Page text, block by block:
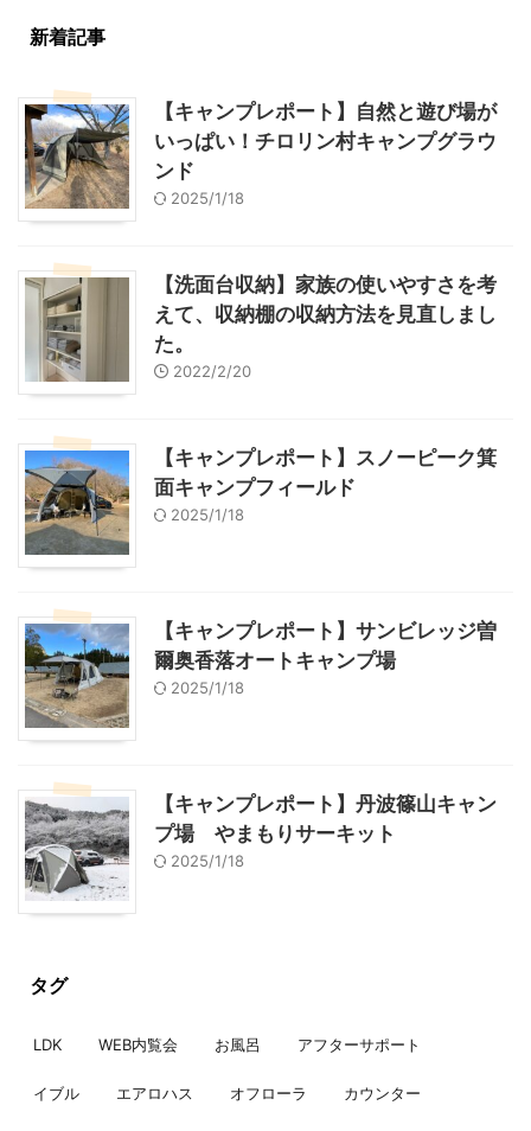
新着記事
【キャンプレポート】自然と遊び場が
いっぱい！チロリン村キャンプグラウ
ンド
2025/1/18
【洗面台収納】家族の使いやすさを考
えて、収納棚の収納方法を見直しまし
た。
2022/2/20
【キャンプレポート】スノーピーク箕
面キャンプフィールド
2025/1/18
【キャンプレポート】サンビレッジ曽
爾奥香落オートキャンプ場
2025/1/18
【キャンプレポート】丹波篠山キャン
プ場 やまもりサーキット
2025/1/18
タグ
LDK WEB内覧会 お風呂 アフターサポート
イブル エアロハス オフローラ カウンター